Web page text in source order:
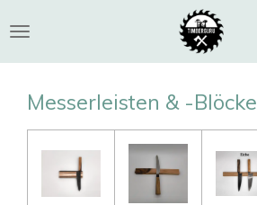
Hauptinhalt
springen
Messerleisten & -Blöcke